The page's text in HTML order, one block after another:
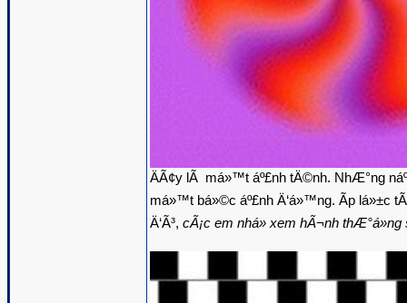
ÄÃ¢y lÃ má»™t áº£nh tÄ©nh. NhÆ°ng
má»™t bá»©c áº£nh Ä‘á»™ng. Ãp lá»±c
Ä‘Ã³, cÃ¡c em nhá» xem hÃ¬nh